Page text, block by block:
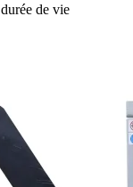
de vie